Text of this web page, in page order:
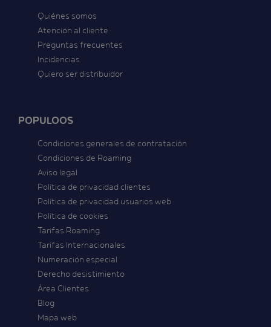
Quiénes somos
Atención al cliente
Preguntas frecuentes
Incidencias
Quiero ser distribuidor
POPULOOS
Condiciones generales de contratación
Condiciones de Roaming
Aviso legal
Política de privacidad clientes
Política de privacidad usuarios web
Política de cookies
Tarifas Roaming
Tarifas Internacionales
Numeración especial
Derecho desistimiento
Área Clientes
Blog
Mapa web